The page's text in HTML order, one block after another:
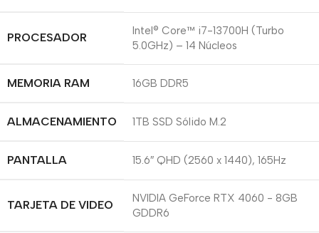
PROCESADOR
Intel® Core™ i7-13700H (Turbo
5.0GHz) – 14 Núcleos
MEMORIA RAM 16GB DDR5
ALMACENAMIENTO 1TB SSD Sólido M.2
PANTALLA 15.6″ QHD (2560 x 1440), 165Hz
TARJETA DE VIDEO
NVIDIA GeForce RTX 4060 - 8GB
GDDR6